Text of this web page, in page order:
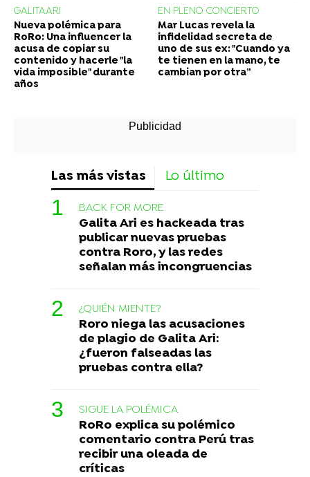
GALITAARI
Nueva polémica para
RoRo: Una influencer la
acusa de copiar su
contenido y hacerle "la
vida imposible" durante
años
EN PLENO CONCIERTO
Mar Lucas revela la
infidelidad secreta de
uno de sus ex: "Cuando ya
te tienen en la mano, te
cambian por otra”
Las más vistas Lo último
BACK FOR MORE
Galita Ari es hackeada tras
publicar nuevas pruebas
contra Roro, y las redes
señalan más incongruencias
¿QUIÉN MIENTE?
Roro niega las acusaciones
de plagio de Galita Ari:
¿fueron falseadas las
pruebas contra ella?
SIGUE LA POLÉMICA
RoRo explica su polémico
comentario contra Perú tras
recibir una oleada de
críticas